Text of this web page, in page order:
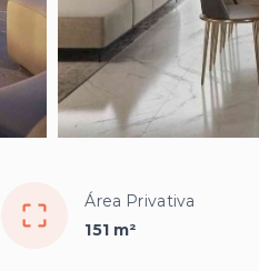
Área Privativa
151 m²